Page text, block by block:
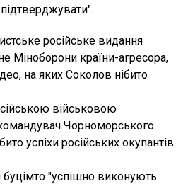
російське видання
Міноборони країни-агресора,
на яких Соколов нібито
військовою
Чорноморського
успіхи російських окупантів
"успішно виконують